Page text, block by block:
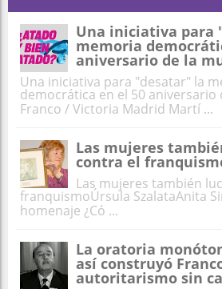
Una iniciativa para
memoria
aniversario de la
Una iniciativa para "desatar" la
democrática en el 50 aniversario
Franco / Victoria Madrid Martí ...
Las mujeres
contra el
Las mujeres también
franquismoÚrsula SzalataAnita
homenaje ¿Có ...
La oratoria
así construyó
autoritarismo sin